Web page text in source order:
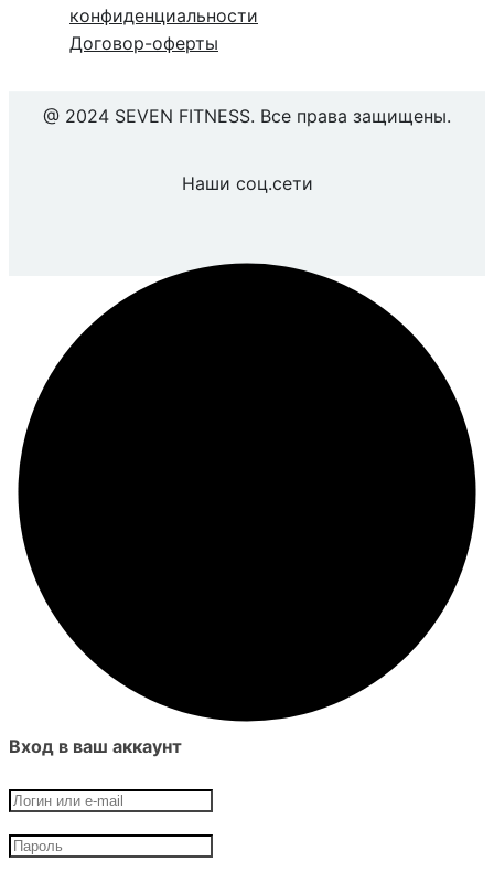
конфиденциальности
Договор-оферты
@ 2024 SEVEN FITNESS. Все права защищены.
Наши соц.сети
Вход в ваш аккаунт